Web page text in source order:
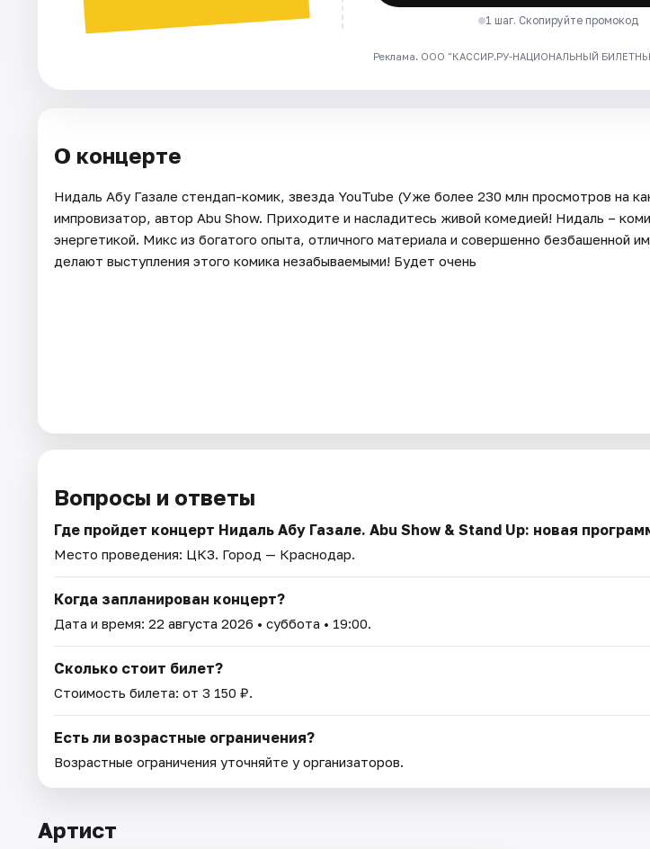
1 шаг. Скопируйте промокод
Реклама. ООО "КАССИР.РУ-НАЦИОНАЛЬНЫЙ БИЛЕТНЫЙ
О концерте
Нидаль Абу Газале стендап-комик, звезда YouTube (Уже более 230 млн просмотров на
импровизатор, автор Abu Show. Приходите и насладитесь живой комедией! Нидаль –
энергетикой. Микс из богатого опыта, отличного материала и совершенно безбашенной
делают выступления этого комика незабываемыми! Будет очень
Вопросы и ответы
Где пройдет концерт Нидаль Абу Газале. Abu Show & Stand Up: новая
Место проведения: ЦКЗ. Город — Краснодар.
Когда запланирован концерт?
Дата и время: 22 августа 2026 • суббота • 19:00.
Сколько стоит билет?
Стоимость билета: от 3 150 ₽.
Есть ли возрастные ограничения?
Возрастные ограничения уточняйте у организаторов.
Артист